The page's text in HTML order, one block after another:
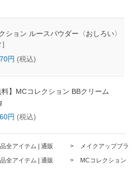
ション ルースパウダー〈おしろい〉
円 (税込)
料】MCコレクション BBクリーム
円 (税込)
全アイテム | 通販
メイクアップブラ
全アイテム | 通販
MCコレクション